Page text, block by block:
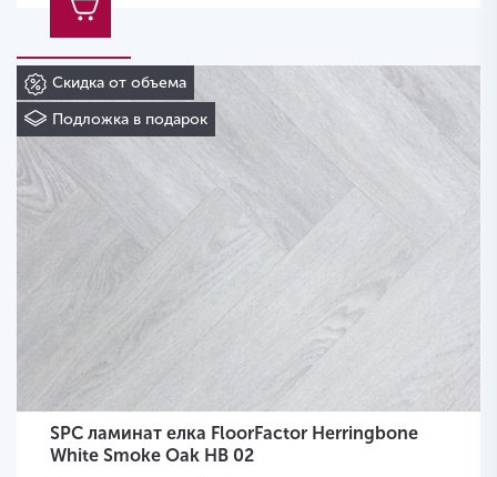
Скидка от объема
Подложка в подарок
SPC ламинат елка FloorFactor Herringbone
White Smoke Oak HB 02